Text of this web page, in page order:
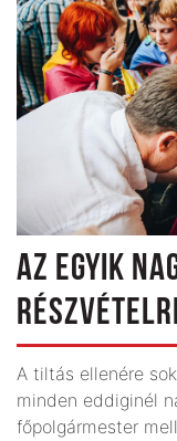
AZ EGYIK
A tiltás ellenére
minden eddiginél
főpolgármester